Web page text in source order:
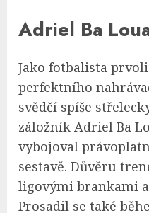
Adriel Ba
Jako fotbalista
perfektního
svědčí spíše
záložník Adriel Ba
vybojoval
sestavě. Důvěru
ligovými brankami
Prosadil se také